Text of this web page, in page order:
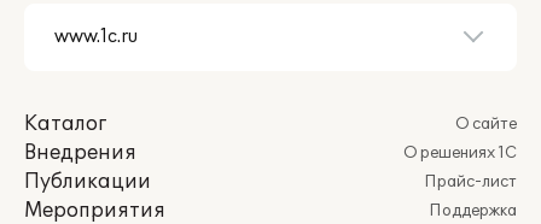
Каталог
Внедрения
Публикации
Мероприятия
О сайте
О решениях 1С
Прайс-лист
Поддержка